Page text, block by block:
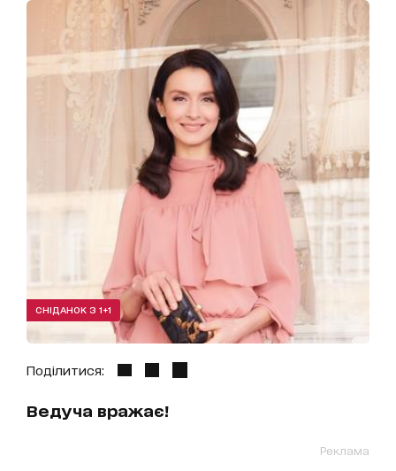
СНІДАНОК З 1+1
Поділитися:
Ведуча вражає!
Реклама